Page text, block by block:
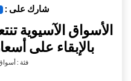
شارك على :
الأسواق الآسيوية
بالإبقاء على
فئة :